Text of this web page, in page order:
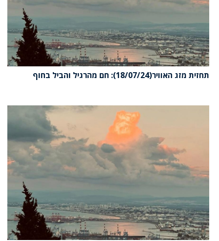
מזג האוויר(18/07/24): חם מהרגיל והביל בחוף